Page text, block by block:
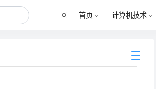
首页 计算机技术